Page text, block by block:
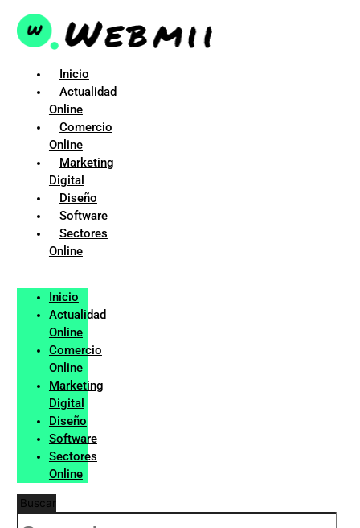
contenido
Inicio
Actualidad
Online
Comercio
Online
Marketing
Digital
Diseño
Software
Sectores
Online
Inicio
Actualidad
Online
Comercio
Online
Marketing
Digital
Diseño
Software
Sectores
Online
Buscar